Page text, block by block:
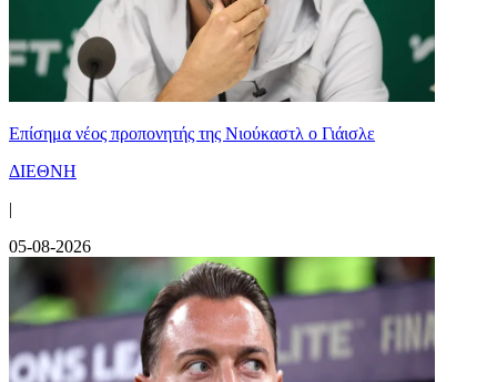
Επίσημα νέος προπονητής της Νιούκαστλ ο Γιάισλε
ΔΙΕΘΝΗ
|
05-08-2026